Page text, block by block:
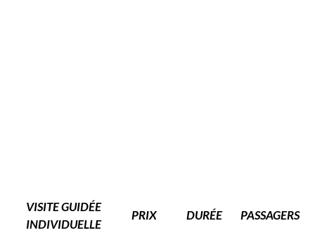
VISITE GUIDÉE
INDIVIDUELLE
PRIX DURÉE
PASSAGERS